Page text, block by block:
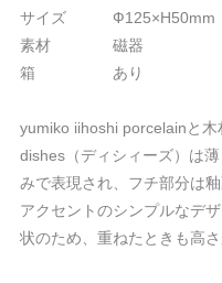
サイズ Ф125×H50mm
素材 磁器
箱 あり
yumiko iihoshi porcelainと木
dishes（ディシィーズ）は
みで表現され、フチ部分は
アクセントのシンプルなデ
状のため、重ねたときも高